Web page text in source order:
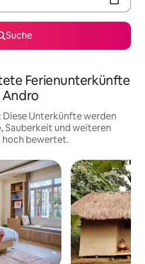
Suche
Ferienunterkünfte
Andro
Diese Unterkünfte werden
Sauberkeit und weiteren
hoch bewertet.